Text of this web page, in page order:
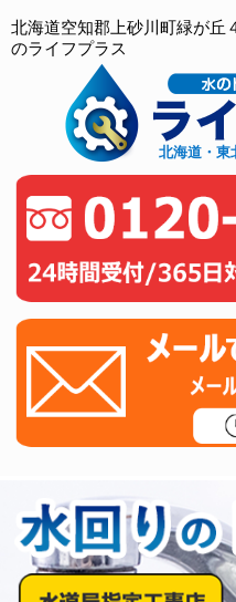
北海道空知郡上砂川町緑が丘
のライフプラス
北海道・東